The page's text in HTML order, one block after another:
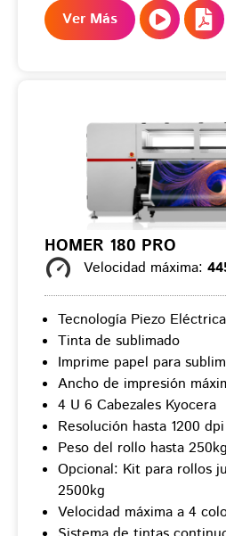
Ver Más
HOMER 180 PRO
Velocidad máxima:
Tecnología Piezo Eléctrica
Tinta de sublimado
Imprime papel para
Ancho de impresión
4 U 6 Cabezales Kyocera
Resolución hasta 1200 dpi
Peso del rollo hasta 250kg
Opcional: Kit para rollos
2500kg
Velocidad máxima a 4